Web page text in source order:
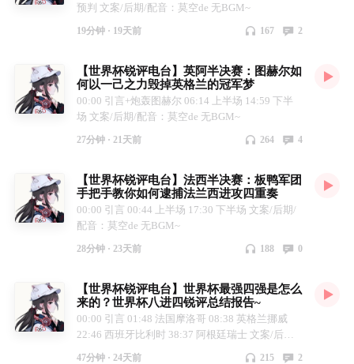
预判 文案/后期/配音：莫空de 无BGM~
19分钟 · 19天前 167 2
【世界杯锐评电台】英阿半决赛：图赫尔如
何以一己之力毁掉英格兰的冠军梦
00:00 引言+炮轰图赫尔 06:14 上半场 14:59 下半
场 文案/后期/配音：莫空de 无BGM~
27分钟 · 21天前 264 4
【世界杯锐评电台】法西半决赛：板鸭军团
手把手教你如何逮捕法兰西进攻四重奏
00:00 引言 00:44 上半场 17:30 下半场 文案/后期/
配音：莫空de 无BGM~
28分钟 · 23天前 188 0
【世界杯锐评电台】世界杯最强四强是怎么
来的？世界杯八进四锐评总结报告~
00:00 引言 01:48 法国摩洛哥 08:38 英格兰挪威
22:46 西班牙比利时 38:37 阿根廷瑞士 文案/后期/
47分钟 · 24天前 215 2